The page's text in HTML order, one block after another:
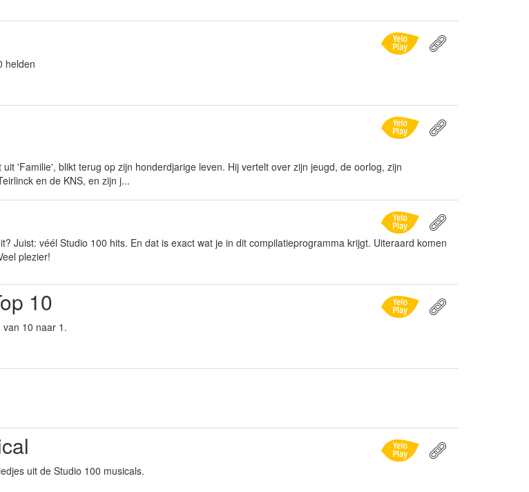
helden
'Familie', blikt terug op zijn honderdjarige leven. Hij vertelt over zijn jeugd, de oorlog, zijn
en de KNS, en zijn j...
Juist: véél Studio 100 hits. En dat is exact wat je in dit compilatieprogramma krijgt. Uiteraard komen
plezier!
10
van 10 naar 1.
uit de Studio 100 musicals.